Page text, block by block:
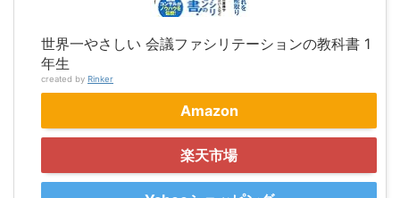
世界一やさしい 会議ファシリテーションの教科書 1
年生
created by Rinker
Amazon
楽天市場